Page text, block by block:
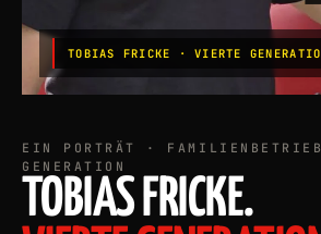
TOBIAS FRICKE · VIERTE
EIN PORTRÄT ·
GENERATION
TOBIAS FRICKE.